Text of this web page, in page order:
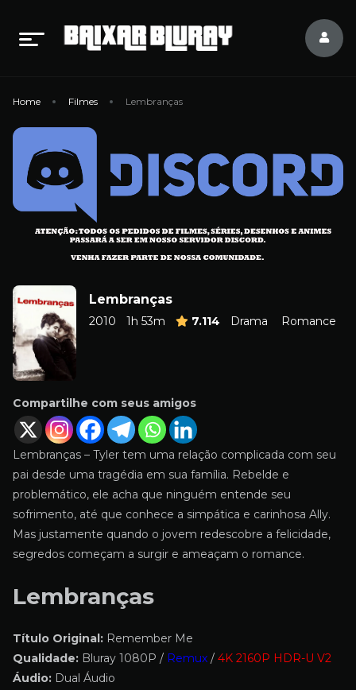
Home Filmes Lembranças
Lembranças
2010 1h 53m 7.114 Drama Romance
Compartilhe com seus amigos
Lembranças – Tyler tem uma relação complicada com seu
pai desde uma tragédia em sua família. Rebelde e
problemático, ele acha que ninguém entende seu
sofrimento, até que conhece a simpática e carinhosa Ally.
Mas justamente quando o jovem redescobre a felicidade,
segredos começam a surgir e ameaçam o romance.
Lembranças
Título Original: Remember Me
Qualidade: Bluray 1080P / Remux / 4K 2160P HDR-U V2
Áudio: Dual Áudio